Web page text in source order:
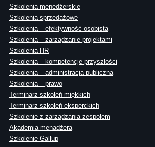
Szkolenia menedżerskie
Szkolenia sprzedażowe
Szkolenia – efektywność osobista
Szkolenia – zarządzanie projektami
Szkolenia HR
Szkolenia – kompetencje przyszłości
Szkolenia – administracja publiczna
Szkolenia – prawo
Terminarz szkoleń miękkich
Terminarz szkoleń eksperckich
Szkolenie z zarządzania zespołem
Akademia menadżera
Szkolenie Gallup